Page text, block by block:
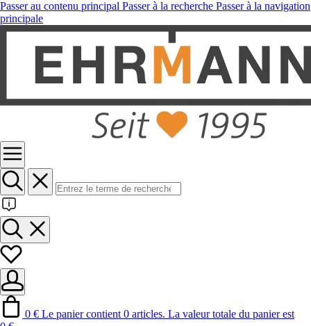
Passer au contenu principal Passer à la recherche Passer à la navigation
principale
0 € Le panier contient 0 articles. La valeur totale du panier est